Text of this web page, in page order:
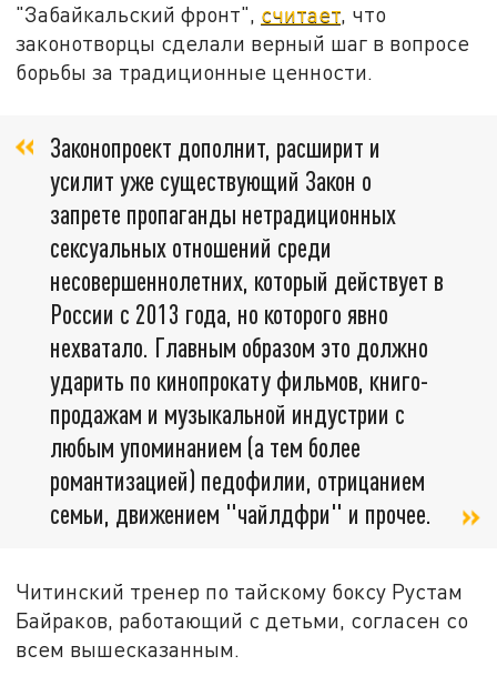
"Забайкальский фронт", считает, что
законотворцы сделали верный шаг в вопросе
борьбы за традиционные ценности.
Законопроект дополнит, расширит и
усилит уже существующий Закон о
запрете пропаганды нетрадиционных
сексуальных отношений среди
несовершеннолетних, который действует в
России с 2013 года, но которого явно
нехватало. Главным образом это должно
ударить по кинопрокату фильмов, книго-
продажам и музыкальной индустрии с
любым упоминанием (а тем более
романтизацией) педофилии, отрицанием
семьи, движением "чайлдфри" и прочее.
Читинский тренер по тайскому боксу Рустам
Байраков, работающий с детьми, согласен со
всем вышесказанным.